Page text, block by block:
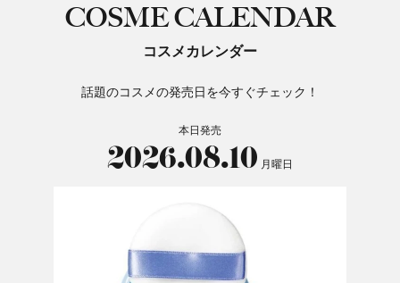
COSME CALENDAR
コスメカレンダー
話題のコスメの発売日を今すぐチェック！
本日発売
2026.08.10 月曜日